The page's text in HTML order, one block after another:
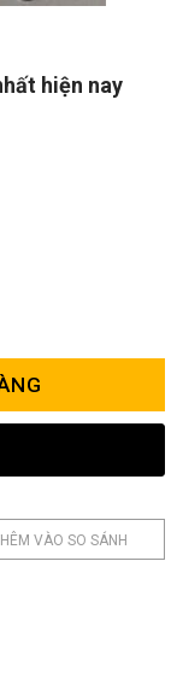
hiện nay
VÀO SO SÁNH